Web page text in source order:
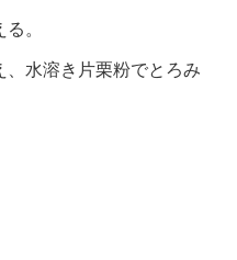
。
水溶き片栗粉でとろみ